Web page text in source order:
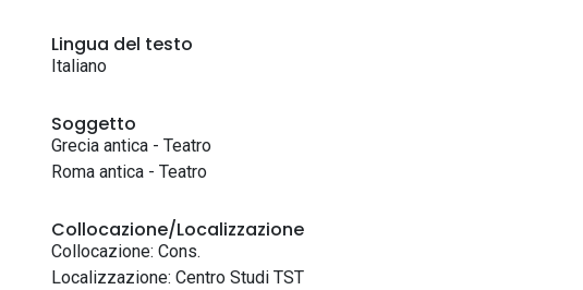
Lingua del testo
Italiano
Soggetto
Grecia antica - Teatro
Roma antica - Teatro
Collocazione/Localizzazione
Collocazione: Cons.
Localizzazione: Centro Studi TST